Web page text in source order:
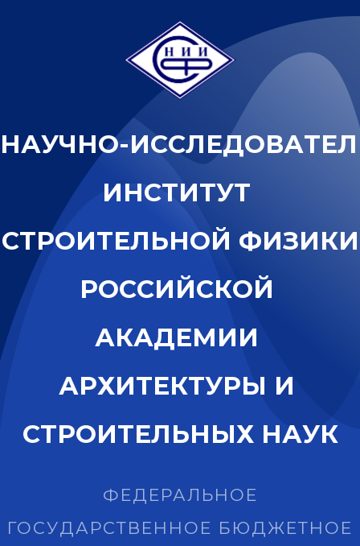
НАУЧНО-ИССЛЕДОВАТЕЛ
ИНСТИТУТ
СТРОИТЕЛЬНОЙ ФИЗИКИ
РОССИЙСКОЙ
АКАДЕМИИ
АРХИТЕКТУРЫ И
СТРОИТЕЛЬНЫХ НАУК
ФЕДЕРАЛЬНОЕ
ГОСУДАРСТВЕННОЕ БЮДЖЕТНОЕ